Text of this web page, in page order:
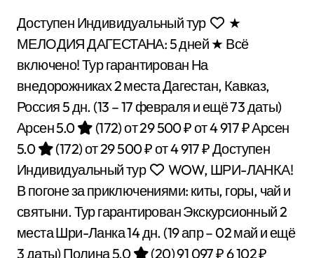
Доступен Индивидуальный тур
★
МЕЛОДИЯ ДАГЕСТАНА: 5 дней ★ Всё
включено! Тур гарантирован На
внедорожниках 2 места Дагестан, Кавказ,
Россия5 дн. (13 – 17 февраля и ещё 73 даты)
Арсен 5.0
(172)от 29 500 ₽от 4 917 ₽Арсен
5.0
(172)от 29 500 ₽от 4 917 ₽Доступен
Индивидуальный тур
WOW, ШРИ-ЛАНКА!
В погоне за приключениями: киты, горы, чай и
святыни. Тур гарантирован Экскурсионный 2
места Шри-Ланка14 дн. (19 апр – 02 май и ещё
3 даты)Полина 5.0 (20)91 097 ₽6 102 ₽